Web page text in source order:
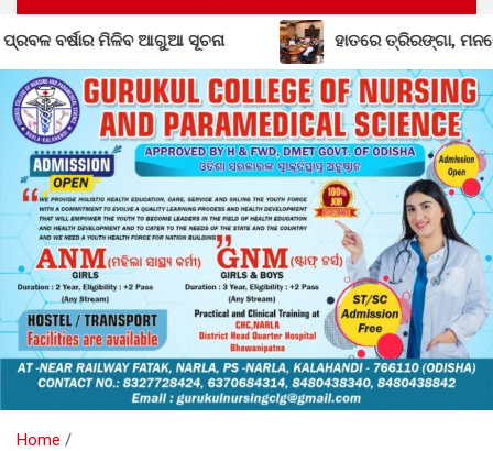
ମିଳିବ ଆଗୁଆ ସୂଚନା ହାତରେ ତ୍ରିରଙ୍ଗା, ମନରେ
Home